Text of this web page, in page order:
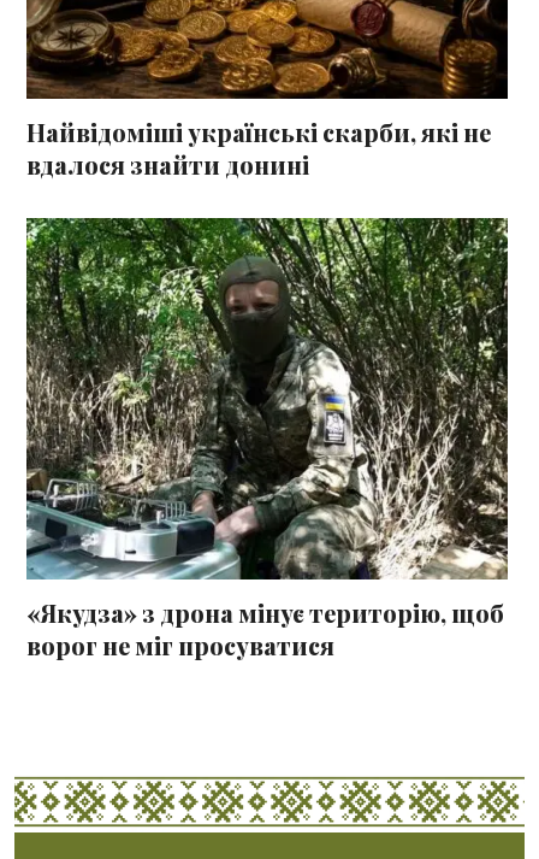
Найвідоміші українські скарби, які не
вдалося знайти донині
«Якудза» з дрона мінує територію, щоб
ворог не міг просуватися